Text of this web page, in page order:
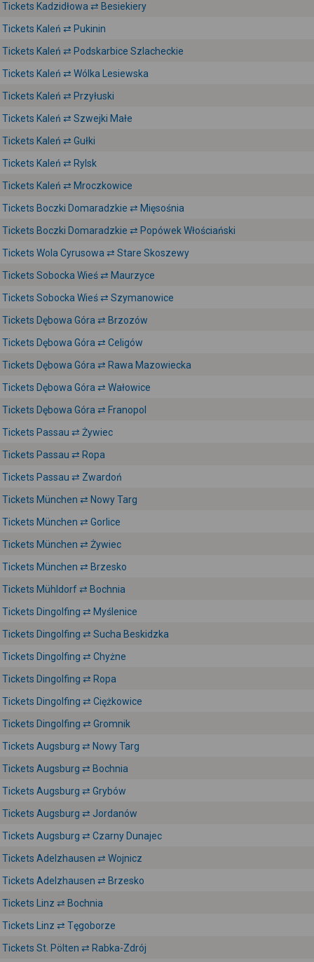
Tickets Kadzidłowa ⇄ Besiekiery
Tickets Kaleń ⇄ Pukinin
Tickets Kaleń ⇄ Podskarbice Szlacheckie
Tickets Kaleń ⇄ Wólka Lesiewska
Tickets Kaleń ⇄ Przyłuski
Tickets Kaleń ⇄ Szwejki Małe
Tickets Kaleń ⇄ Gułki
Tickets Kaleń ⇄ Rylsk
Tickets Kaleń ⇄ Mroczkowice
Tickets Boczki Domaradzkie ⇄ Mięsośnia
Tickets Boczki Domaradzkie ⇄ Popówek Włościański
Tickets Wola Cyrusowa ⇄ Stare Skoszewy
Tickets Sobocka Wieś ⇄ Maurzyce
Tickets Sobocka Wieś ⇄ Szymanowice
Tickets Dębowa Góra ⇄ Brzozów
Tickets Dębowa Góra ⇄ Celigów
Tickets Dębowa Góra ⇄ Rawa Mazowiecka
Tickets Dębowa Góra ⇄ Wałowice
Tickets Dębowa Góra ⇄ Franopol
Tickets Passau ⇄ Żywiec
Tickets Passau ⇄ Ropa
Tickets Passau ⇄ Zwardoń
Tickets München ⇄ Nowy Targ
Tickets München ⇄ Gorlice
Tickets München ⇄ Żywiec
Tickets München ⇄ Brzesko
Tickets Mühldorf ⇄ Bochnia
Tickets Dingolfing ⇄ Myślenice
Tickets Dingolfing ⇄ Sucha Beskidzka
Tickets Dingolfing ⇄ Chyżne
Tickets Dingolfing ⇄ Ropa
Tickets Dingolfing ⇄ Ciężkowice
Tickets Dingolfing ⇄ Gromnik
Tickets Augsburg ⇄ Nowy Targ
Tickets Augsburg ⇄ Bochnia
Tickets Augsburg ⇄ Grybów
Tickets Augsburg ⇄ Jordanów
Tickets Augsburg ⇄ Czarny Dunajec
Tickets Adelzhausen ⇄ Wojnicz
Tickets Adelzhausen ⇄ Brzesko
Tickets Linz ⇄ Bochnia
Tickets Linz ⇄ Tęgoborze
Tickets St. Pölten ⇄ Rabka-Zdrój